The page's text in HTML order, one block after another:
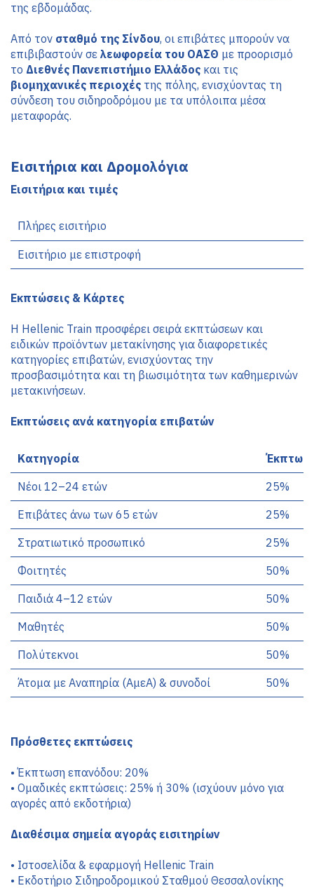
της εβδομάδας.
Από τον σταθμό της Σίνδου, οι επιβάτες μπορούν να
επιβιβαστούν σε λεωφορεία του ΟΑΣΘ με προορισμό
το Διεθνές Πανεπιστήμιο Ελλάδος
βιομηχανικές περιοχές της πόλης, ενισχύοντας τη
σύνδεση του σιδηροδρόμου με τα υπόλοιπα μέσα
μεταφοράς.
Εισιτήρια και Δρομολόγια
Εισιτήρια και τιμές
Πλήρες εισιτήριο
Εισιτήριο με επιστροφή
Εκπτώσεις & Κάρτες
Η Hellenic Train προσφέρει σειρά εκπτώσεων και
ειδικών προϊόντων μετακίνησης για διαφορετικές
κατηγορίες επιβατών, ενισχύοντας την
προσβασιμότητα και τη βιωσιμότητα των καθημερινών
μετακινήσεων.
Εκπτώσεις ανά κατηγορία επιβατών
Κατηγορία
Νέοι 12–24 ετών
25%
Επιβάτες άνω των 65 ετών
25%
Στρατιωτικό προσωπικό
25%
Φοιτητές
50%
Παιδιά 4–12 ετών
50%
Μαθητές
50%
Πολύτεκνοι
50%
Άτομα με Αναπηρία (ΑμεΑ) & συνοδοί
50%
Πρόσθετες εκπτώσεις
•Έκπτωση επανόδου: 20%
• Ομαδικές εκπτώσεις: 25% ή 30% (ισχύουν μόνο για
αγορές από εκδοτήρια)
Διαθέσιμα σημεία αγοράς εισιτηρίων
• Ιστοσελίδα & εφαρμογή Hellenic Train
• Εκδοτήριο Σιδηροδρομικού Σταθμού Θεσσαλονίκης